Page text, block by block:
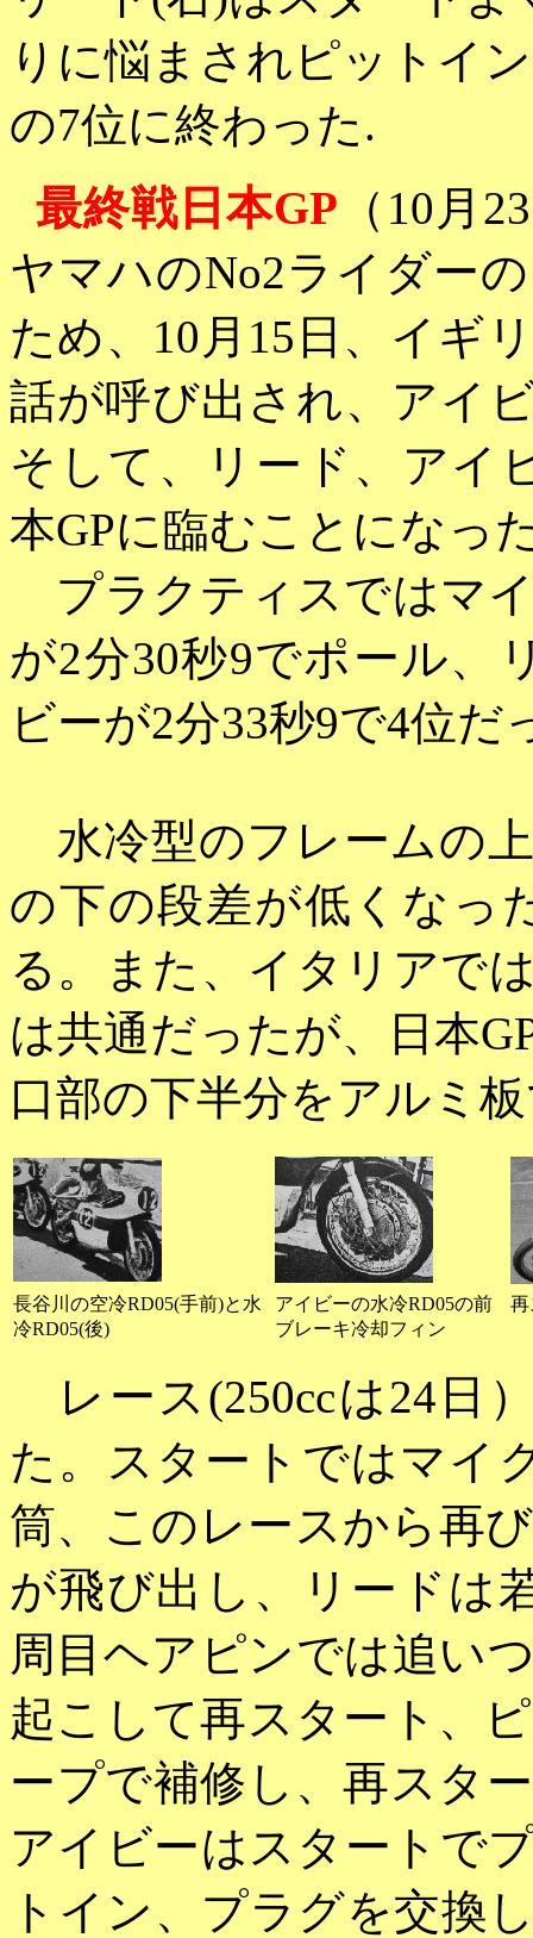
りに悩まされピットイ
の7位に終わった.
最終戦 日本GP （10月
ヤマハのNo2ライダー
ため、10月15日、イギ
話が呼び出され、アイ
そして、リード、アイ
本GPに臨むことになっ
プラクティスではマ
が2分30秒9でポール、
ビーが2分33秒9で4位だ
水冷型のフレームの
の下の段差が低くなっ
る。また、イタリアで
は共通だったが、日本
口部の下半分をアルミ
長谷川の空冷RD05(手前)と水
冷RD05(後)
アイビーの水冷RD05の前
ブレーキ冷却フィン
再
レース(250ccは24日
た。スタートではマイ
筒、このレースから再
が飛び出し、リードは
周目ヘアピンでは追い
起こして再スタート、
ープで補修し、再スタ
アイビーはスタートで
トイン、プラグを交換